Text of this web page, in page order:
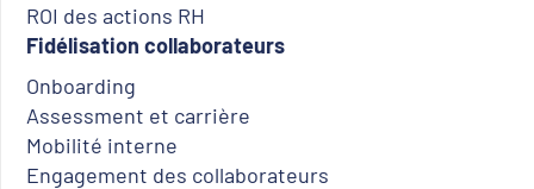
ROI des actions RH
Fidélisation collaborateurs
Onboarding
Assessment et carrière
Mobilité interne
Engagement des collaborateurs